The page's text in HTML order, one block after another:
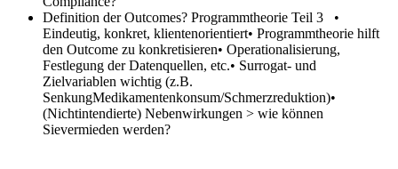
Definition der Outcomes? Programmtheorie Teil 3 •
Eindeutig, konkret, klientenorientiert• Programmtheorie hilft
den Outcome zu konkretisieren• Operationalisierung,
Festlegung der Datenquellen, etc.• Surrogat- und
Zielvariablen wichtig (z.B.
SenkungMedikamentenkonsum/Schmerzreduktion)•
(Nichtintendierte) Nebenwirkungen > wie können
Sievermieden werden?